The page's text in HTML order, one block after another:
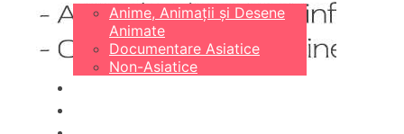
Anime, Animații și Desene
Animate
Documentare Asiatice
Non-Asiatice